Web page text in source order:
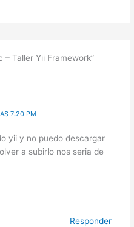
– Taller Yii Framework”
7:20 PM
yii y no puedo descargar
a subirlo nos seria de
Responder